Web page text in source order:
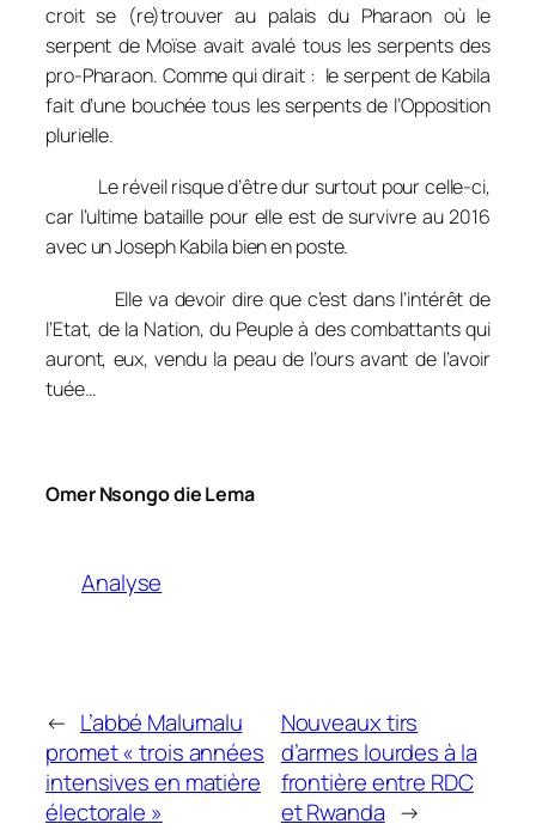
croit se (re)trouver au palais du Pharaon où le
serpent de Moïse avait avalé tous les serpents des
pro-Pharaon. Comme qui dirait : le serpent de Kabila
fait d’une bouchée tous les serpents de l’Opposition
plurielle.
Le réveil risque d’être dur surtout pour celle-ci,
car l’ultime bataille pour elle est de survivre au 2016
avec un Joseph Kabila bien en poste.
Elle va devoir dire que c’est dans l’intérêt de
l’Etat, de la Nation, du Peuple à des combattants qui
auront, eux, vendu la peau de l’ours avant de l’avoir
tuée…
Omer Nsongo die Lema
Analyse
← L’abbé Malumalu
promet « trois années
intensives en matière
électorale »
Nouveaux tirs
d’armes lourdes à la
frontière entre RDC
et Rwanda →